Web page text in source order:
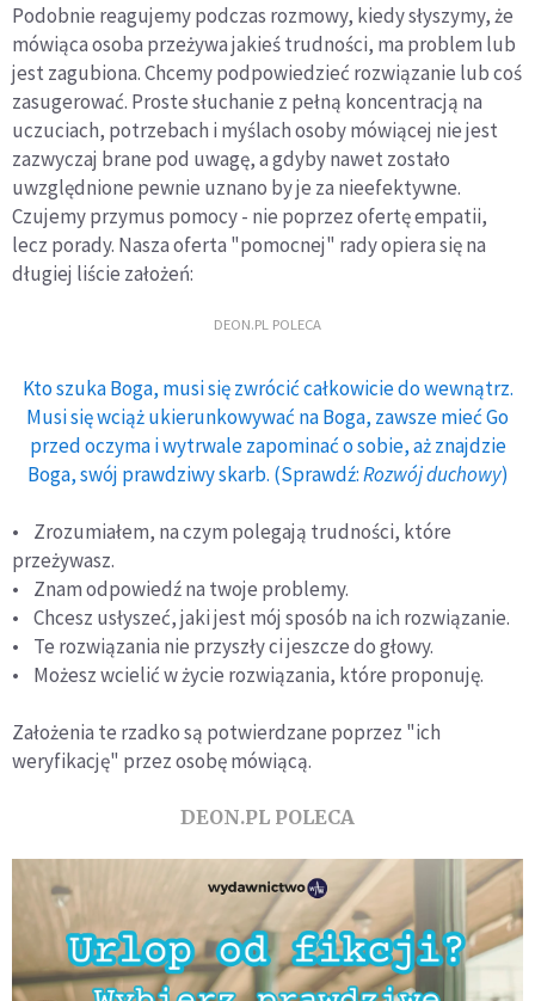
Podobnie reagujemy podczas rozmowy, kiedy słyszymy, że
mówiąca osoba przeżywa jakieś trudności, ma problem lub
jest zagubiona. Chcemy podpowiedzieć rozwiązanie lub coś
zasugerować. Proste słuchanie z pełną koncentracją na
uczuciach, potrzebach i myślach osoby mówiącej nie jest
zazwyczaj brane pod uwagę, a gdyby nawet zostało
uwzględnione pewnie uznano by je za nieefektywne.
Czujemy przymus pomocy - nie poprzez ofertę empatii,
lecz porady. Nasza oferta "pomocnej" rady opiera się na
długiej liście założeń:
DEON.PL POLECA
Kto szuka Boga, musi się zwrócić całkowicie do wewnątrz.
Musi się wciąż ukierunkowywać na Boga, zawsze mieć Go
przed oczyma i wytrwale zapominać o sobie, aż znajdzie
Boga, swój prawdziwy skarb. (Sprawdź:Rozwój duchowy)
• Zrozumiałem, na czym polegają trudności, które
przeżywasz.
• Znam odpowiedź na twoje problemy.
• Chcesz usłyszeć, jaki jest mój sposób na ich rozwiązanie.
• Te rozwiązania nie przyszły ci jeszcze do głowy.
• Możesz wcielić w życie rozwiązania, które proponuję.
Założenia te rzadko są potwierdzane poprzez "ich
weryfikację" przez osobę mówiącą.
DEON.PL POLECA